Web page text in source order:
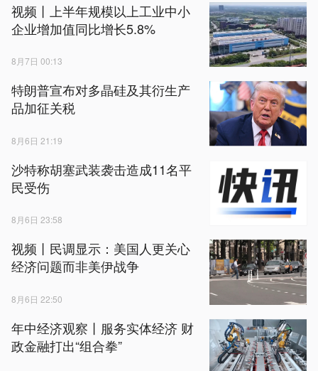
视频丨上半年规模以上工业中小
企业增加值同比增长5.8%
8月7日 00:13
特朗普宣布对多晶硅及其衍生产
品加征关税
8月6日 21:19
沙特称胡塞武装袭击造成11名平
民受伤
8月6日 23:58
视频丨民调显示：美国人更关心
经济问题而非美伊战争
8月6日 22:50
年中经济观察丨服务实体经济 财
政金融打出“组合拳”